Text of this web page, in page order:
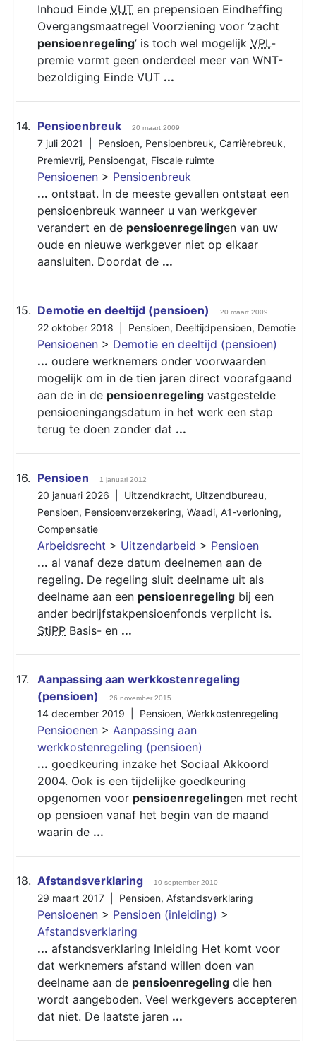
Inhoud Einde VUT en prepensioen Eindheffing
Overgangsmaatregel Voorziening voor ‘zacht
pensioenregeling’ is toch wel mogelijk VPL-
premie vormt geen onderdeel meer van WNT-
bezoldiging Einde VUT ...
14. Pensioenbreuk 20 maart 2009
7 juli 2021 | Pensioen, Pensioenbreuk, Carrièrebreuk,
Premievrij, Pensioengat, Fiscale ruimte
Pensioenen > Pensioenbreuk
... ontstaat. In de meeste gevallen ontstaat een
pensioenbreuk wanneer u van werkgever
verandert en de pensioenregelingen van uw
oude en nieuwe werkgever niet op elkaar
aansluiten. Doordat de ...
15. Demotie en deeltijd (pensioen) 20 maart 2009
22 oktober 2018 | Pensioen, Deeltijdpensioen, Demotie
Pensioenen > Demotie en deeltijd (pensioen)
... oudere werknemers onder voorwaarden
mogelijk om in de tien jaren direct voorafgaand
aan de in de pensioenregeling vastgestelde
pensioeningangsdatum in het werk een stap
terug te doen zonder dat ...
16. Pensioen 1 januari 2012
20 januari 2026 | Uitzendkracht, Uitzendbureau,
Pensioen, Pensioenverzekering, Waadi, A1-verloning,
Compensatie
Arbeidsrecht > Uitzendarbeid > Pensioen
... al vanaf deze datum deelnemen aan de
regeling. De regeling sluit deelname uit als
deelname aan een pensioenregeling bij een
ander bedrijfstakpensioenfonds verplicht is.
StiPP Basis- en ...
17.
Aanpassing aan werkkostenregeling
(pensioen)
26 november 2015
14 december 2019 | Pensioen, Werkkostenregeling
Pensioenen > Aanpassing aan
werkkostenregeling (pensioen)
... goedkeuring inzake het Sociaal Akkoord
2004. Ook is een tijdelijke goedkeuring
opgenomen voor pensioenregelingen met recht
op pensioen vanaf het begin van de maand
waarin de ...
18. Afstandsverklaring 10 september 2010
29 maart 2017 | Pensioen, Afstandsverklaring
Pensioenen > Pensioen (inleiding) >
Afstandsverklaring
... afstandsverklaring Inleiding Het komt voor
dat werknemers afstand willen doen van
deelname aan de pensioenregeling die hen
wordt aangeboden. Veel werkgevers accepteren
dat niet. De laatste jaren ...